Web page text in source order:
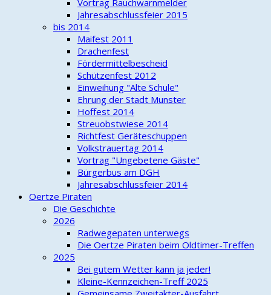
Vortrag Rauchwarnmelder
Jahresabschlussfeier 2015
bis 2014
Maifest 2011
Drachenfest
Fördermittelbescheid
Schützenfest 2012
Einweihung "Alte Schule"
Ehrung der Stadt Munster
Hoffest 2014
Streuobstwiese 2014
Richtfest Geräteschuppen
Volkstrauertag 2014
Vortrag "Ungebetene Gäste"
Bürgerbus am DGH
Jahresabschlussfeier 2014
Oertze Piraten
Die Geschichte
2026
Radwegepaten unterwegs
Die Oertze Piraten beim Oldtimer-Treffen
2025
Bei gutem Wetter kann ja jeder!
Kleine-Kennzeichen-Treff 2025